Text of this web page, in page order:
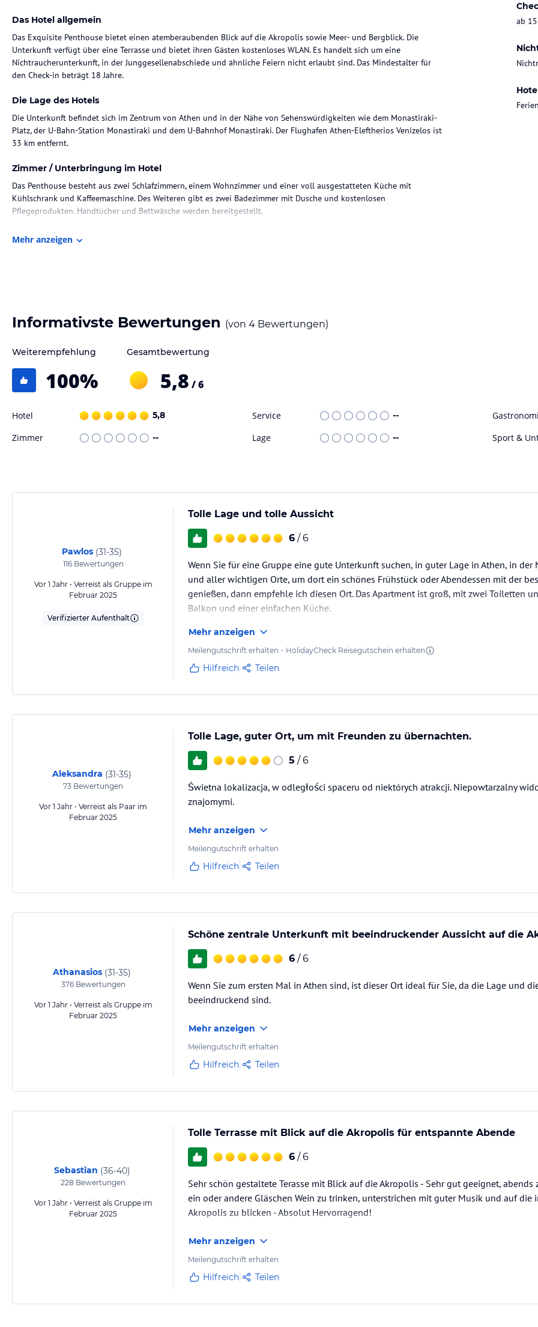
ab
Das Hotel allgemein
Das Exquisite Penthouse bietet einen atemberaubenden Blick auf die Akropolis sowie Meer- und Bergblick. Die
Unterkunft verfügt über eine Terrasse und bietet ihren Gästen kostenloses WLAN. Es handelt sich um eine
Nichtraucherunterkunft, in der Junggesellenabschiede und ähnliche Feiern nicht erlaubt sind. Das Mindestalter für
den Check-in beträgt 18 Jahre.
Die Lage des Hotels
Die Unterkunft befindet sich im Zentrum von Athen und in der Nähe von Sehenswürdigkeiten wie dem Monastiraki-
Platz, der U-Bahn-Station Monastiraki und dem U-Bahnhof Monastiraki. Der Flughafen Athen-Eleftherios Venizelos ist
33 km entfernt.
Zimmer / Unterbringung im Hotel
Das Penthouse besteht aus zwei Schlafzimmern, einem Wohnzimmer und einer voll ausgestatteten Küche mit
Kühlschrank und Kaffeemaschine. Des Weiteren gibt es zwei Badezimmer mit Dusche und kostenlosen
Pflegeprodukten. Handtücher und Bettwäsche werden bereitgestellt.
Hinweis: Verfasst von HolidayCheck mit Hilfe von KI. Alle Angaben ohne Gewähr. Bitte lies vor der Buchung die
Mehr anzeigen
Informativste Bewertungen (von 4 Bewertungen)
Weiterempfehlung
100%
Gesamtbewertung
5,8 / 6
Hotel 5,8 Service --
Zimmer -- Lage -- Sport &
Pawlos (31-35)
116Bewertungen
Vor 1 Jahr • Verreist als Gruppe im
Februar 2025
Verifizierter Aufenthalt
Tolle Lage und tolle Aussicht
6 / 6
Wenn Sie für eine Gruppe eine gute Unterkunft suchen, in guter Lage in Athen, in der
und aller wichtigen Orte, um dort ein schönes Frühstück oder Abendessen mit der
genießen, dann empfehle ich diesen Ort. Das Apartment ist groß, mit zwei Toiletten
Balkon und einer einfachen Küche.
Mehr anzeigen
Meilengutschrift erhalten • HolidayCheck Reisegutschein erhalten
Hilfreich Teilen
Aleksandra (31-35)
73 Bewertungen
Vor 1 Jahr • Verreist als Paar im
Februar 2025
Tolle Lage, guter Ort, um mit Freunden zu übernachten.
5 / 6
Świetna lokalizacja, w odległości spaceru od niektórych atrakcji. Niepowtarzalny
znajomymi.
Mehr anzeigen
Meilengutschrift erhalten
Hilfreich Teilen
Athanasios (31-35)
376Bewertungen
Vor 1 Jahr • Verreist als Gruppe im
Februar 2025
Schöne zentrale Unterkunft mit beeindruckender Aussicht auf die
6 / 6
Wenn Sie zum ersten Mal in Athen sind, ist dieser Ort ideal für Sie, da die Lage und
beeindruckend sind.
Mehr anzeigen
Meilengutschrift erhalten
Hilfreich Teilen
Sebastian (36-40)
228 Bewertungen
Vor 1 Jahr • Verreist als Gruppe im
Februar 2025
Tolle Terrasse mit Blick auf die Akropolis für entspannte Abende
6 / 6
Sehr schön gestaltete Terasse mit Blick auf die Akropolis - Sehr gut geeignet, abends
ein oder andere Gläschen Wein zu trinken, unterstrichen mit guter Musik und auf die
Akropolis zu blicken - Absolut Hervorragend!
Mehr anzeigen
Meilengutschrift erhalten
Hilfreich Teilen